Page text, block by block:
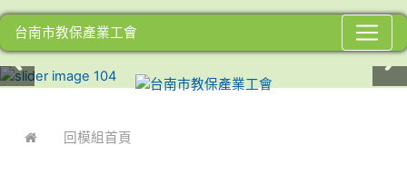
台南市教保產業工會
回模組首頁